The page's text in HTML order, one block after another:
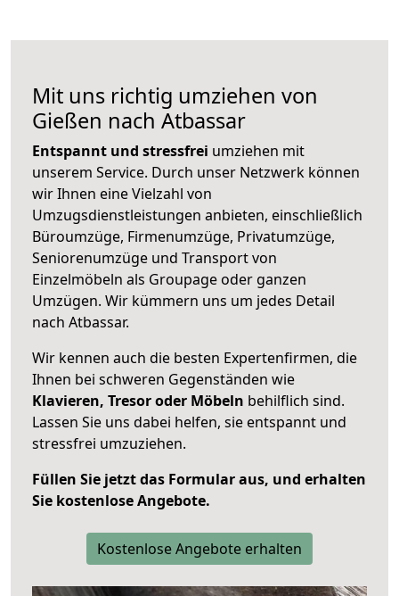
Mit uns richtig umziehen von
Gießen nach Atbassar
Entspannt und stressfrei umziehen mit
unserem Service. Durch unser Netzwerk können
wir Ihnen eine Vielzahl von
Umzugsdienstleistungen anbieten, einschließlich
Büroumzüge, Firmenumzüge, Privatumzüge,
Seniorenumzüge und Transport von
Einzelmöbeln als Groupage oder ganzen
Umzügen. Wir kümmern uns um jedes Detail
nach Atbassar.
Wir kennen auch die besten Expertenfirmen, die
Ihnen bei schweren Gegenständen wie
Klavieren, Tresor oder Möbeln behilflich sind.
Lassen Sie uns dabei helfen, sie entspannt und
stressfrei umzuziehen.
Füllen Sie jetzt das Formular aus, und erhalten
Sie kostenlose Angebote.
Kostenlose Angebote erhalten